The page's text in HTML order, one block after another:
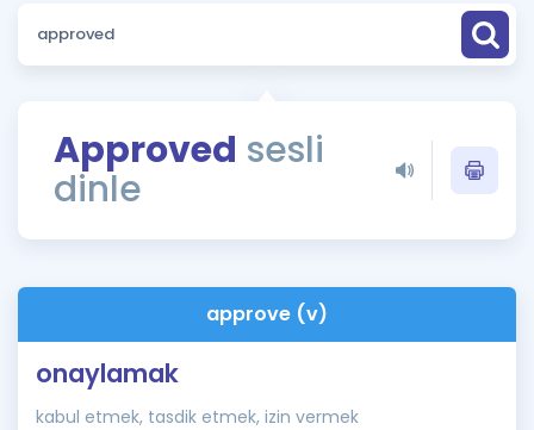
Sözlük
Rehberlik Aracı
ÖSYM Sınav Takvimi
İngilizce Gramer
Hakkımızda
Approved sesli
dinle
approve (v)
onaylamak
kabul etmek, tasdik etmek, izin vermek